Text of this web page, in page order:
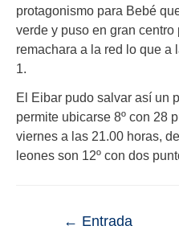
protagonismo para Bebé
verde y puso en gran
remachara a la red lo que a
1.
El Eibar pudo salvar así un
permite ubicarse 8º con 28
viernes a las 21.00 horas,
leones son 12º con dos
← Entrada